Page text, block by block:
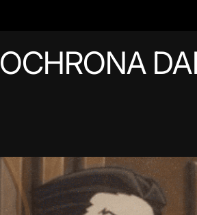
OCHRONA